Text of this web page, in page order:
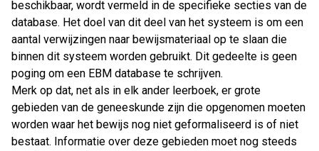
beschikbaar, wordt vermeld in de specifieke secties van de
database. Het doel van dit deel van het systeem is om een
aantal verwijzingen naar bewijsmateriaal op te slaan die
binnen dit systeem worden gebruikt. Dit gedeelte is geen
poging om een EBM database te schrijven.
Merk op dat, net als in elk ander leerboek, er grote
gebieden van de geneeskunde zijn die opgenomen moeten
worden waar het bewijs nog niet geformaliseerd is of niet
bestaat. Informatie over deze gebieden moet nog steeds